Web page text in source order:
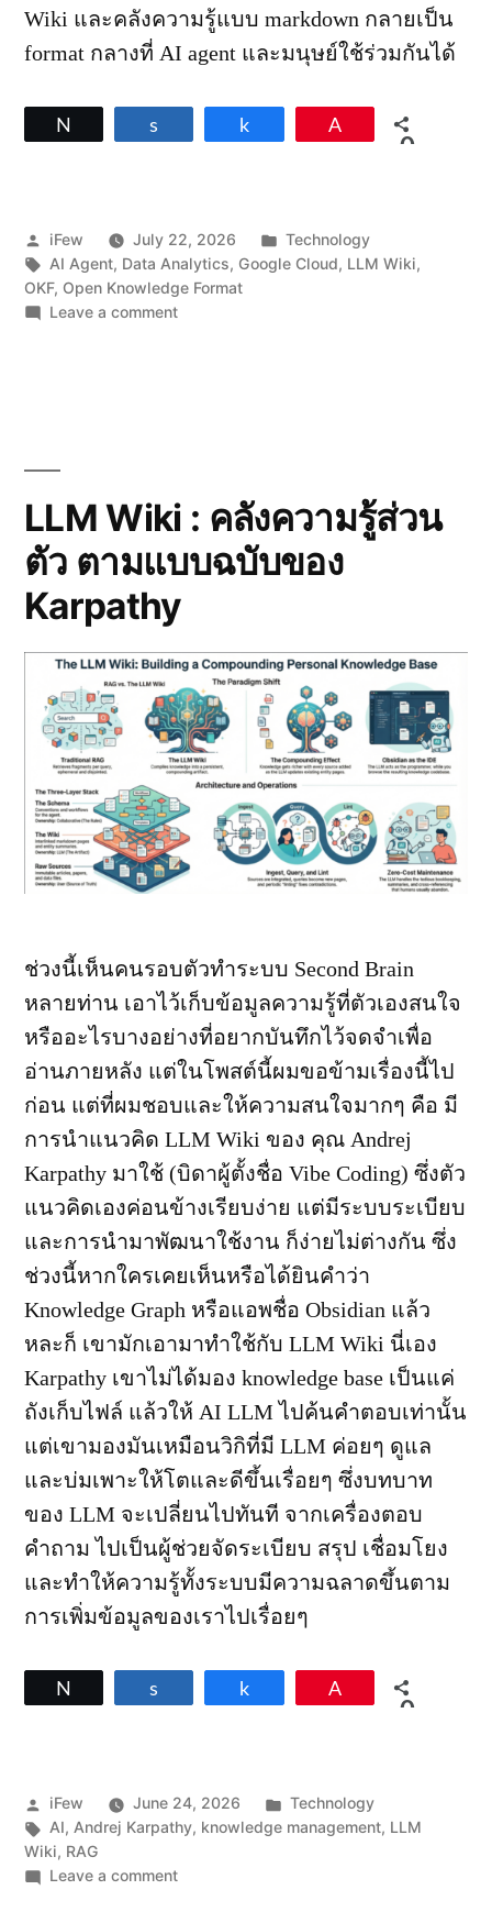
Wiki และคลังความรู้แบบ markdown กลายเป็น
format กลางที่ AI agent และมนุษย์ใช้ร่วมกันได้
0
Posted
by
iFew July 22, 2026
Posted
in
Technology
Tags:
AI Agent, Data Analytics, Google Cloud, LLM Wiki,
OKF, Open Knowledge Format
Leave a commenton
สำหรับ
AI
จาก
Google
Cloud
LLM Wiki : คลังความรู้ส่วน
ตัว ตามแบบฉบับของ
Karpathy
ช่วงนี้เห็นคนรอบตัวทำระบบ Second Brain
หลายท่าน เอาไว้เก็บข้อมูลความรู้ที่ตัวเองสนใจ
หรืออะไรบางอย่างที่อยากบันทึกไว้จดจำเพื่อ
อ่านภายหลัง แต่ในโพสต์นี้ผมขอข้ามเรื่องนี้ไป
ก่อน แต่ที่ผมชอบและให้ความสนใจมากๆ คือ มี
การนำแนวคิด LLM Wiki ของ คุณ Andrej
Karpathy มาใช้ (บิดาผู้ตั้งชื่อ Vibe Coding) ซึ่งตัว
แนวคิดเองค่อนข้างเรียบง่าย แต่มีระบบระเบียบ
และการนำมาพัฒนาใช้งาน ก็ง่ายไม่ต่างกัน ซึ่ง
ช่วงนี้หากใครเคยเห็นหรือได้ยินคำว่า
Knowledge Graph หรือแอพชื่อ Obsidian แล้ว
หละก็ เขามักเอามาทำใช้กับ LLM Wiki นี่เอง
Karpathy เขาไม่ได้มอง knowledge base เป็นแค่
ถังเก็บไฟล์ แล้วให้ AI LLM ไปค้นคำตอบเท่านั้น
แต่เขามองมันเหมือนวิกิที่มี LLM ค่อยๆ ดูแล
และบ่มเพาะให้โตและดีขึ้นเรื่อยๆ ซึ่งบทบาท
ของ LLM จะเปลี่ยนไปทันที จากเครื่องตอบ
คำถาม ไปเป็นผู้ช่วยจัดระเบียบ สรุป เชื่อมโยง
และทำให้ความรู้ทั้งระบบมีความฉลาดขึ้นตาม
การเพิ่มข้อมูลของเราไปเรื่อยๆ
0
Posted
by
iFew June 24, 2026
Posted
in
Technology
Tags:
AI, Andrej Karpathy, knowledge management, LLM
Wiki, RAG
Leave a commenton